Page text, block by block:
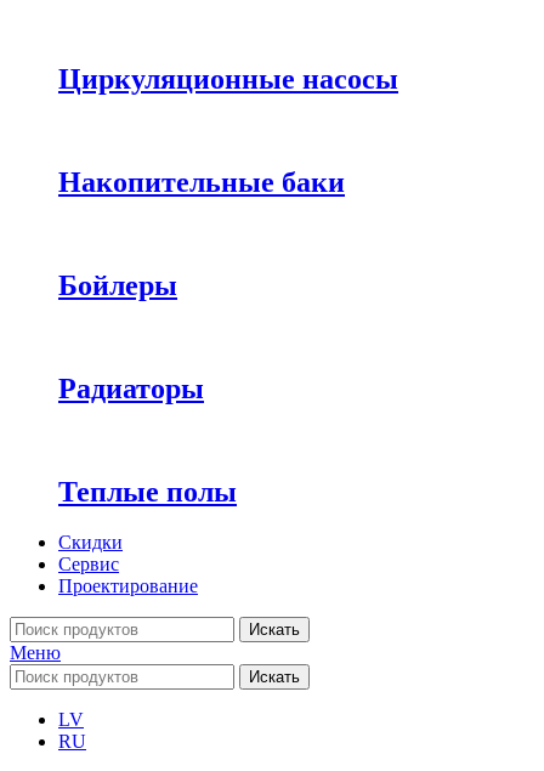
Циркуляционные насосы
Накопительные баки
Бойлеры
Радиаторы
Теплые полы
Скидки
Сервис
Проектирование
Искать
Меню
Искать
LV
RU